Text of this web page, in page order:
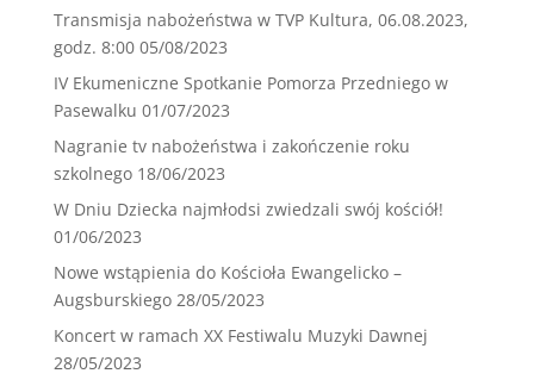
Transmisja nabożeństwa w TVP Kultura, 06.08.2023,
godz. 8:00 05/08/2023
IV Ekumeniczne Spotkanie Pomorza Przedniego w
Pasewalku 01/07/2023
Nagranie tv nabożeństwa i zakończenie roku
szkolnego 18/06/2023
W Dniu Dziecka najmłodsi zwiedzali swój kościół!
01/06/2023
Nowe wstąpienia do Kościoła Ewangelicko –
Augsburskiego 28/05/2023
Koncert w ramach XX Festiwalu Muzyki Dawnej
28/05/2023